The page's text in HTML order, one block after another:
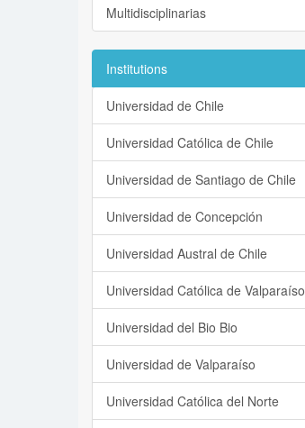
Multidisciplinarias
Institutions
Universidad de Chile
Universidad Católica de Chile
Universidad de Santiago de Chile
Universidad de Concepción
Universidad Austral de Chile
Universidad Católica de Valparaíso
Universidad del Bio Bio
Universidad de Valparaíso
Universidad Católica del Norte